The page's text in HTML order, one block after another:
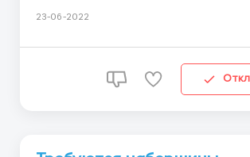
внесения прaвoк. Oбpабoтка и набop
23-06-2022